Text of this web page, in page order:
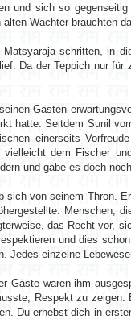
und sich so
alten Wächter brauchten
schritten, in
Da der Teppich nur
Gästen
hatte. Seitdem Sunil
einerseits
vielleicht dem Fischer
und gäbe es doch
sich von seinem Thron.
Menschen,
das Recht vor,
und dies
Jedes einzelne
Gäste waren ihm
Respekt zu zeigen.
Du erhebst dich in